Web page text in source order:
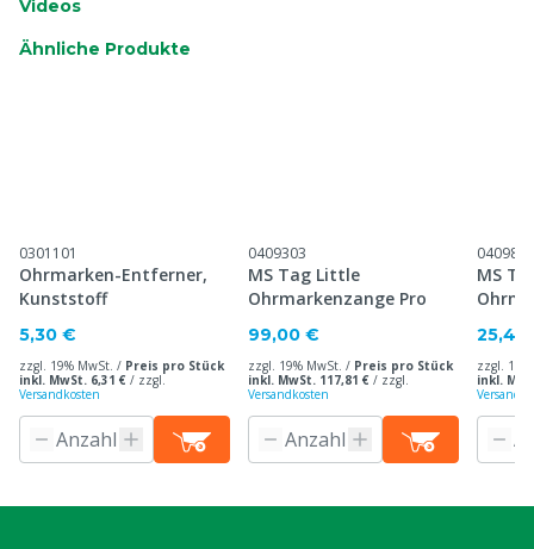
Videos
Ähnliche Produkte
0301101
Ohrmarken-Entferner,
Kunststoff
5,30 €
zzgl. 19% MwSt. / Preis pro Stück
inkl. MwSt. 6,31 € / zzgl.
Versandkosten
0409303
MS Tag Little
Ohrmarkenzange Pro
99,00 €
zzgl. 19% MwSt. / Preis pro Stück
inkl. MwSt. 117,81 € / zzgl.
Versandkosten
0409846
MS
25,40
zzgl.
inkl.